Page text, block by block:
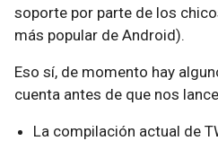
soporte por parte de los
más popular de Android).
Eso sí, de momento hay
cuenta antes de que nos
La compilación actual de